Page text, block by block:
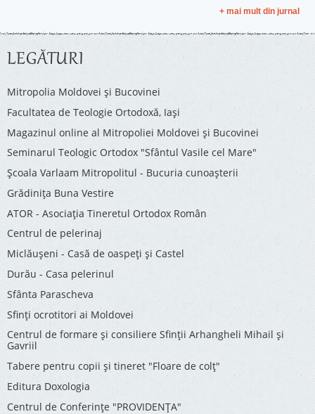
+ mai mult din jurnal
LEGĂTURI
Mitropolia Moldovei și Bucovinei
Facultatea de Teologie Ortodoxă, Iaşi
Magazinul online al Mitropoliei Moldovei și Bucovinei
Seminarul Teologic Ortodox "Sfântul Vasile cel Mare"
Şcoala Varlaam Mitropolitul - Bucuria cunoaşterii
Grădinița Buna Vestire
ATOR - Asociaţia Tineretul Ortodox Român
Centrul de pelerinaj
Miclăușeni - Casă de oaspeţi şi Castel
Durău - Casa pelerinul
Sfânta Parascheva
Sfinți ocrotitori ai Moldovei
Centrul de formare și consiliere Sfinții Arhangheli Mihail și
Gavriil
Tabere pentru copii şi tineret "Floare de colţ"
Editura Doxologia
Centrul de Conferinţe "PROVIDENŢA"